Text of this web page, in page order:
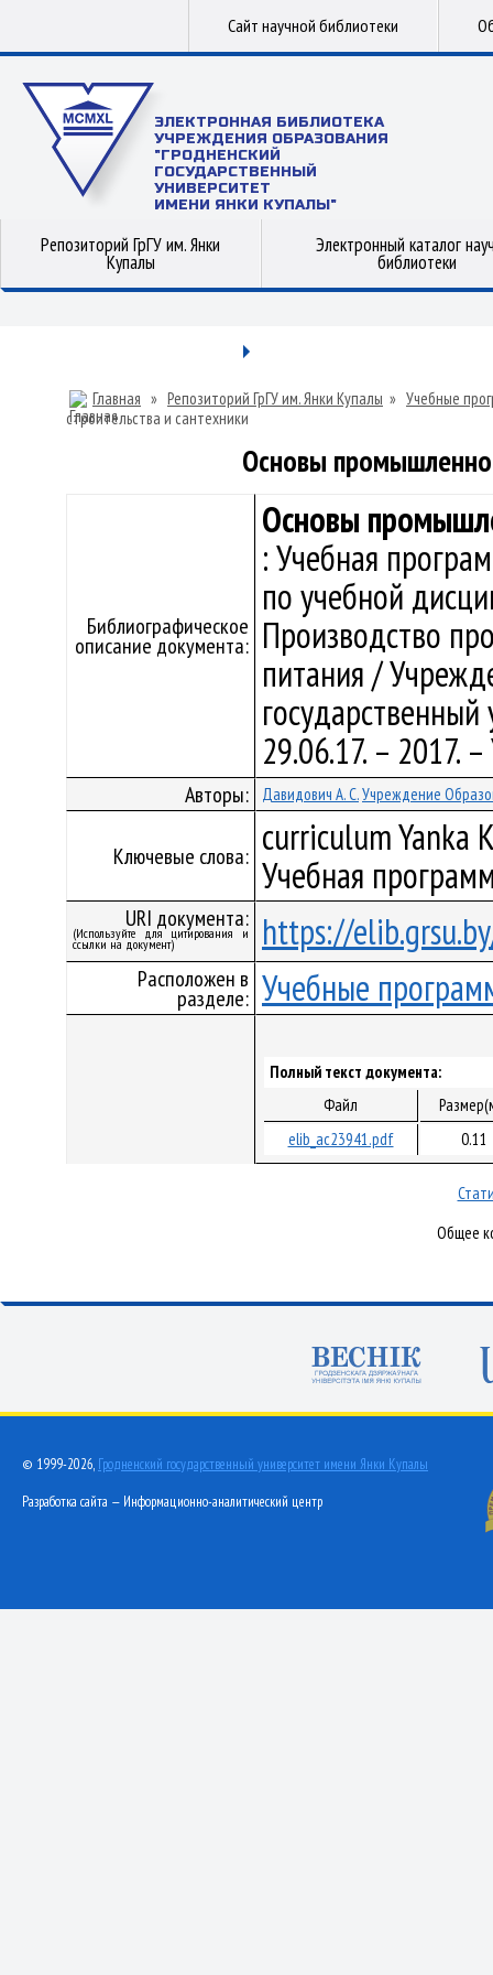
Сайт научной библиотеки
ЭЛЕКТРОННАЯ БИБЛИОТЕКА
УЧРЕЖДЕНИЯ ОБРАЗОВАНИЯ
"ГРОДНЕНСКИЙ
ГОСУДАРСТВЕННЫЙ
УНИВЕРСИТЕТ
ИМЕНИ ЯНКИ КУПАЛЫ"
Репозиторий ГрГУ им. Янки
Купалы
Электронный каталог
библиотеки
Главная » Репозиторий ГрГУ им. Янки Купалы » Учебные
строительства и сантехники
Основы
Библиографическое
описание документа:
Основы
: Учебная
по учебной
Производство
питания /
29.06.17. – 2017.
Авторы: Давидович А. С.Учреждение
Ключевые слова: curriculum Yanka
Учебная
URI документа:
(Используйте для цитирования и
ссылки на документ) https://
Расположен в
разделе: Учебные
Полный текст документа:
Файл
elib_ac23941.pdf
0.11
Общее
© 1999-2026, Гродненский государственный университет имени Янки Купалы
Разработка сайта — Информационно-аналитический центр